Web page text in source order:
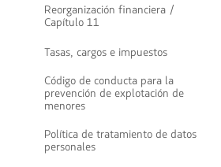
Reorganización financiera /
Capítulo 11
Tasas, cargos e impuestos
Código de conducta para la
prevención de explotación de
menores
Política de tratamiento de datos
personales